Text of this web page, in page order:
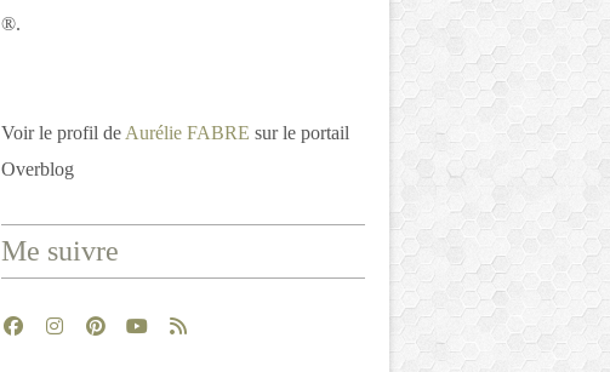
®.
Voir le profil de Aurélie FABRE sur le portail
Overblog
Me suivre